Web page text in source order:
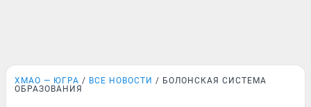
ХМАО — ЮГРА ВСЕ НОВОСТИ
БОЛОНСКАЯ СИСТЕМА
ОБРАЗОВАНИЯ